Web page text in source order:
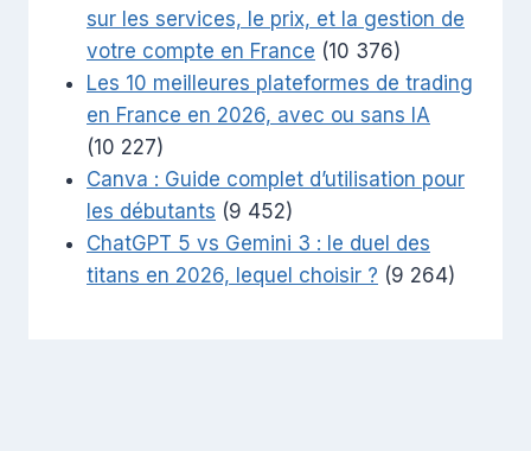
sur les services, le prix, et la gestion de
votre compte en France (10 376)
Les 10 meilleures plateformes de trading
en France en 2026, avec ou sans IA
(10 227)
Canva : Guide complet d’utilisation pour
les débutants (9 452)
ChatGPT 5 vs Gemini 3 : le duel des
titans en 2026, lequel choisir ? (9 264)